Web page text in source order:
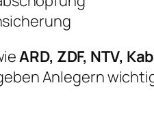
ARD, ZDF, NTV,
Anlegern